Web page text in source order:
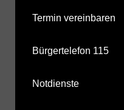
Termin vereinbaren
Bürgertelefon 115
Notdienste